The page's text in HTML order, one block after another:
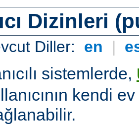
Dizinleri
Diller: en |
sistemlerde,
kendi